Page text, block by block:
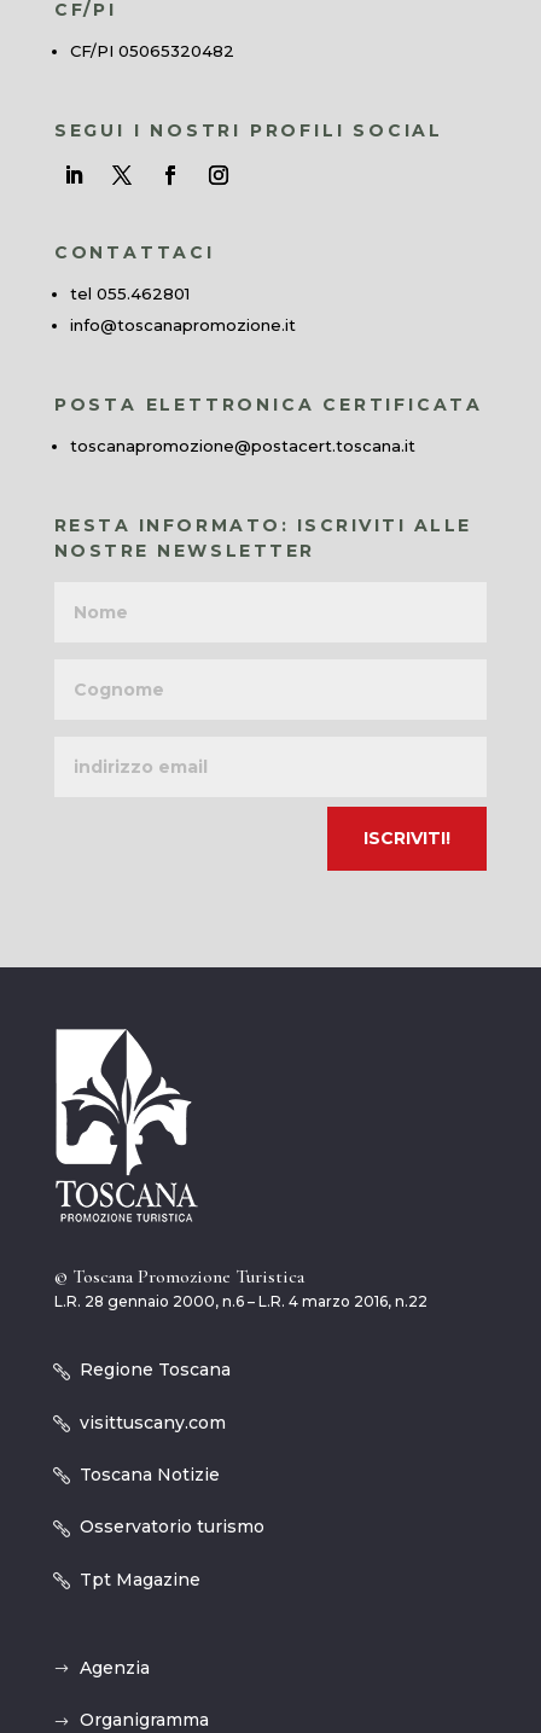
CF/PI
CF/PI 05065320482
SEGUI I NOSTRI PROFILI SOCIAL
CONTATTACI
tel 055.462801
info@toscanapromozione.it
POSTA ELETTRONICA CERTIFICATA
toscanapromozione@postacert.toscana.it
RESTA INFORMATO: ISCRIVITI ALLE
NOSTRE NEWSLETTER
email
© Toscana Promozione Turistica
L.R. 28 gennaio 2000, n.6 – L.R. 4 marzo 2016, n.22
Regione Toscana
visittuscany.com
Toscana Notizie
Osservatorio turismo
Tpt Magazine
Agenzia
Organigramma